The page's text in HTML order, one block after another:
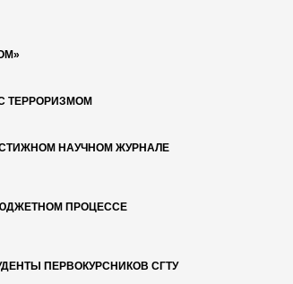
ТЕРРОРИЗМОМ
НАУЧНОМ ЖУРНАЛЕ
ПРОЦЕССЕ
ПЕРВОКУРСНИКОВ СГТУ